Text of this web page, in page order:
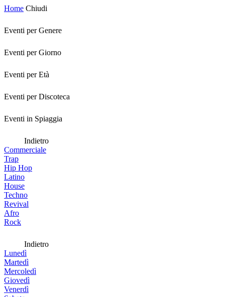
Home Chiudi
Eventi per Genere
Eventi per Giorno
Eventi per Età
Eventi per Discoteca
Eventi in Spiaggia
Indietro
Commerciale
Trap
Hip Hop
Latino
House
Techno
Revival
Afro
Rock
Indietro
Lunedì
Martedì
Mercoledì
Giovedì
Venerdì